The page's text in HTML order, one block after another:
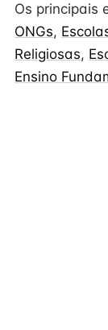
Os principais
ONGs,
Religiosas,
Ensino